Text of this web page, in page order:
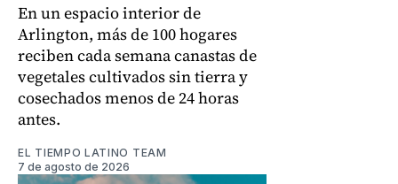
En un espacio interior de
Arlington, más de 100 hogares
reciben cada semana canastas de
vegetales cultivados sin tierra y
cosechados menos de 24 horas
antes.
EL TIEMPO LATINO TEAM
7 de agosto de 2026